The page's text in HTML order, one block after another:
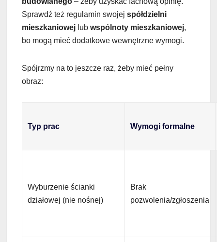
Sprawdź też regulamin swojej spółdzielni
mieszkaniowej lub wspólnoty mieszkaniowej,
bo mogą mieć dodatkowe wewnętrzne wymogi.
Spójrzmy na to jeszcze raz, żeby mieć pełny
obraz:
Typ prac Wymogi formalne
Wyburzenie ścianki
działowej (nie nośnej)
Brak
pozwolenia/zgłoszenia